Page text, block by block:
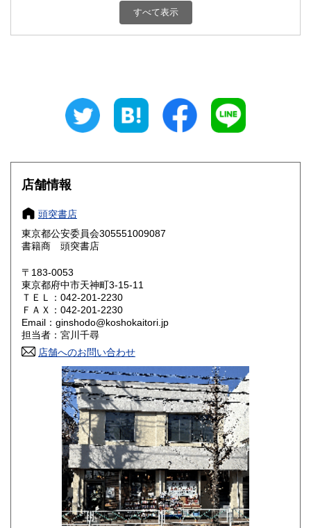
1,800円 群馬県
埼玉県 千葉県
1,800円 富山県
1,800円 福井県
1,800円 1,800円
岐阜県
愛知県
滋賀県
大阪府 1,800円
奈良県 1,800円
鳥取県
1,800円 広島県
1,800円 徳島県
1,800円 愛媛県
1,800円 福岡県
1,800円 長崎県
1,800円 大分県
すべて表示
店舗情報
頭突書店
東京都公安委員会305551009087
書籍商 頭突書店
〒183-0053
東京都府中市天神町3-15-11
ＴＥＬ：042-201-2230
ＦＡＸ：042-201-2230
Email：ginshodo@koshokaitori.jp
担当者：宮川千尋
店舗へのお問い合わせ